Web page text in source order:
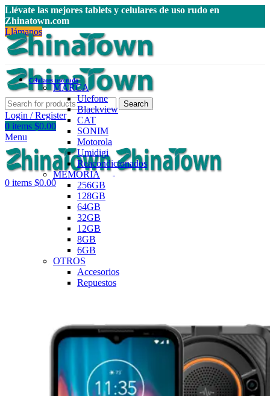
Llévate las mejores tablets y celulares de uso rudo en
Zhinatown.com
Llámanos
Search
Login / Register
0 items $0.00
Menu
0 items $0.00
Celulares uso rudo
MARCA
Ulefone
Blackview
CAT
SONIM
Motorola
Umidigi
Reacondicionados
MEMORIA
256GB
128GB
64GB
32GB
12GB
8GB
6GB
OTROS
Accesorios
Repuestos